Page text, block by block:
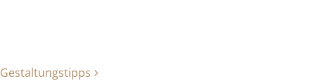
Gestaltungstipps